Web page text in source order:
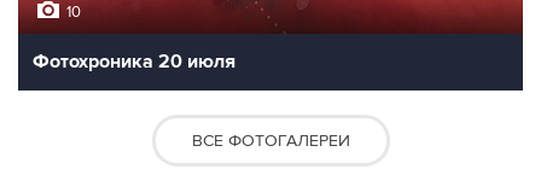
10
Фотохроника 20 июля
ВСЕ ФОТОГАЛЕРЕИ